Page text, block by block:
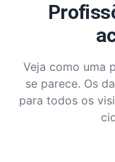
Veja como uma
se parece. Os
para todos os